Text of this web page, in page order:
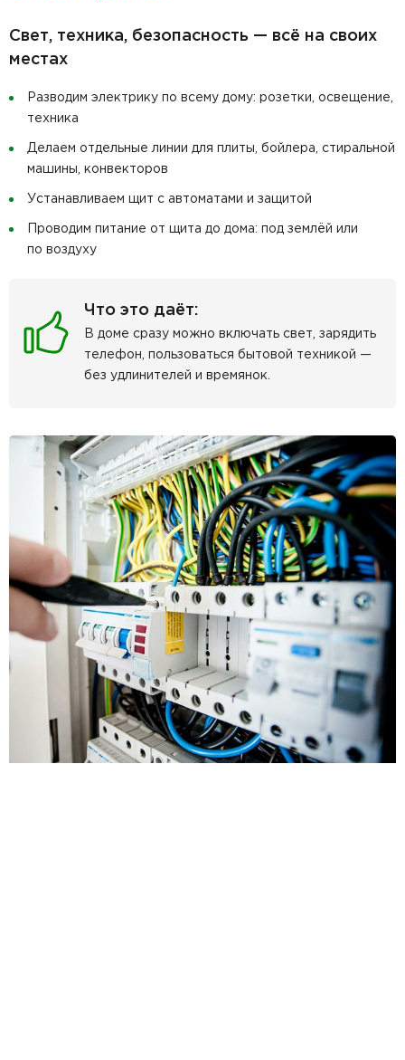
Свет, техника, безопасность — всё на своих
местах
Разводим электрику по всему дому: розетки, освещение,
техника
Делаем отдельные линии для плиты, бойлера, стиральной
машины, конвекторов
Устанавливаем щит с автоматами и защитой
Проводим питание от щита до дома: под землёй или
по воздуху
Что это даёт:
В доме сразу можно включать свет, зарядить
телефон, пользоваться бытовой техникой —
без удлинителей и времянок.